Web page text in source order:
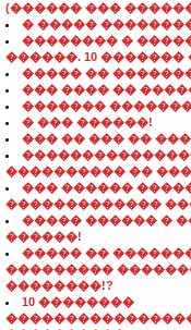
(������ ���
� �����
�������� �
������. 10
����� ��
��� ���� ��
�������
� ��� ������!
��� �� ��� ��
���������� ��
��� ������
�������������
����� ������ �
������!
����� ��
���������
��������!?
10 ��������